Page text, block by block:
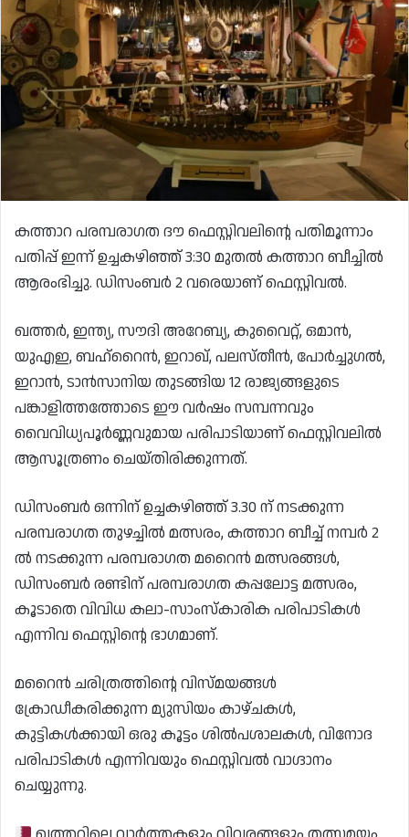
കത്താറ പരമ്പരാഗത ദൗ ഫെസ്റ്റിവലിന്റെ പതിമൂന്നാം
പതിപ്പ് ഇന്ന് ഉച്ചകഴിഞ്ഞ് 3:30 മുതൽ കത്താറ ബീച്ചിൽ
ആരംഭിച്ചു. ഡിസംബർ 2 വരെയാണ് ഫെസ്റ്റിവൽ.
ഖത്തർ, ഇന്ത്യ, സൗദി അറേബ്യ, കുവൈറ്റ്, ഒമാൻ,
യുഎഇ, ബഹ്റൈൻ, ഇറാഖ്, പലസ്തീൻ, പോർച്ചുഗൽ,
ഇറാൻ, ടാൻസാനിയ തുടങ്ങിയ 12 രാജ്യങ്ങളുടെ
പങ്കാളിത്തത്തോടെ ഈ വർഷം സമ്പന്നവും
വൈവിധ്യപൂർണ്ണവുമായ പരിപാടിയാണ് ഫെസ്റ്റിവലിൽ
ആസൂത്രണം ചെയ്തിരിക്കുന്നത്.
ഡിസംബർ ഒന്നിന് ഉച്ചകഴിഞ്ഞ് 3.30 ന് നടക്കുന്ന
പരമ്പരാഗത തുഴച്ചിൽ മത്സരം, കത്താറ ബീച്ച് നമ്പർ 2
ൽ നടക്കുന്ന പരമ്പരാഗത മറൈൻ മത്സരങ്ങൾ,
ഡിസംബർ രണ്ടിന് പരമ്പരാഗത കപ്പലോട്ട മത്സരം,
കൂടാതെ വിവിധ കലാ-സാംസ്കാരിക പരിപാടികൾ
എന്നിവ ഫെസ്റ്റിന്റെ ഭാഗമാണ്.
മറൈൻ ചരിത്രത്തിന്റെ വിസ്മയങ്ങൾ
ക്രോഡീകരിക്കുന്ന മ്യുസിയം കാഴ്ചകൾ,
കുട്ടികൾക്കായി ഒരു കൂട്ടം ശിൽപശാലകൾ, വിനോദ
പരിപാടികൾ എന്നിവയും ഫെസ്റ്റിവൽ വാഗ്ദാനം
ചെയ്യുന്നു.